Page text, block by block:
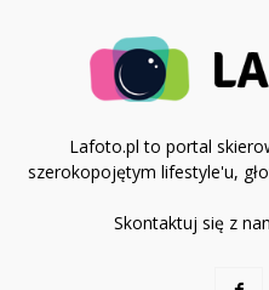
Lafoto.pl to portal
szerokopojętym lifestyle'u,
Skontaktuj się z